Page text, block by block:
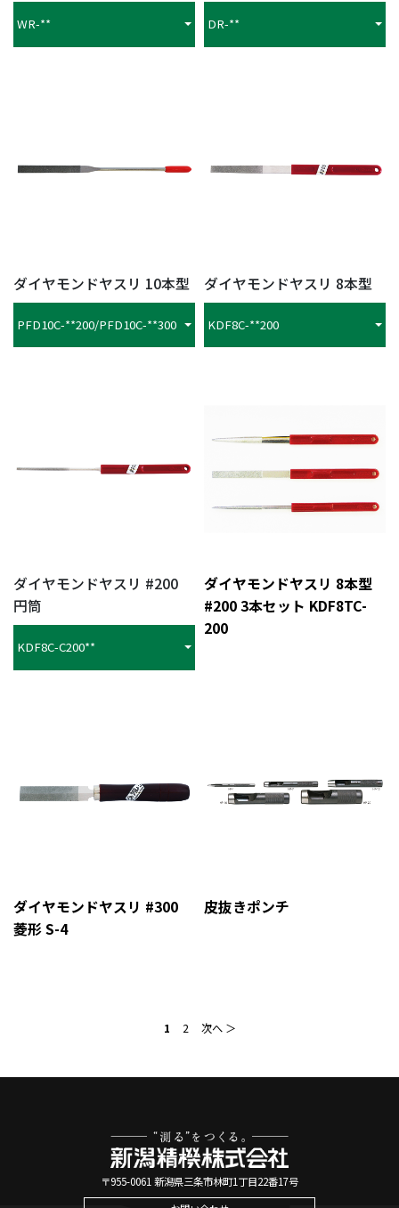
WR-** DR-**
ダイヤモンドヤスリ 10本型
PFD10C-**200/PFD10C-**300
ダイヤモンドヤスリ 8本型
KDF8C-**200
ダイヤモンドヤスリ #200
円筒
KDF8C-C200**
ダイヤモンドヤスリ 8本型
#200 3本セット KDF8TC-
200
ダイヤモンドヤスリ #300
菱形 S-4
皮抜きポンチ
1 2 次へ ＞
〒955-0061 新潟県三条市林町1丁目22番17号